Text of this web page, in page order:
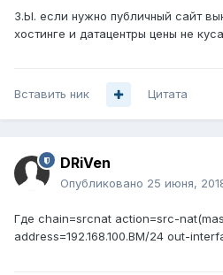
З.Ы. если нужно публичный сайт
хостинге и датацентры цены не
Вставить ник Цитата
DRiVen
Опубликовано 25 июня,
Где chain=srcnat action=src-
address=192.168.100.ВМ/24 out-